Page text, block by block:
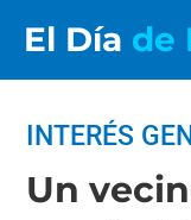
El Día de
INTERÉS
Un